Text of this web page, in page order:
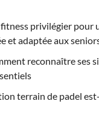
privilégier pour
et adaptée aux
reconnaître ses
terrain de padel